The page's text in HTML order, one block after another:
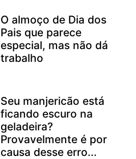
O almoço de Dia dos
Pais que parece
especial, mas não dá
trabalho
Seu manjericão está
ficando escuro na
geladeira?
Provavelmente é por
causa desse erro...